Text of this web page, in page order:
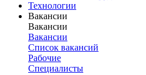
Технологии
Вакансии
Вакансии
Вакансии
Список вакансий
Рабочие
Специалисты